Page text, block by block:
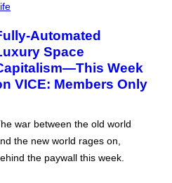
Automated
Space
Week
VICE: Members Only
war between the old world
the new world rages on,
the paywall this week.